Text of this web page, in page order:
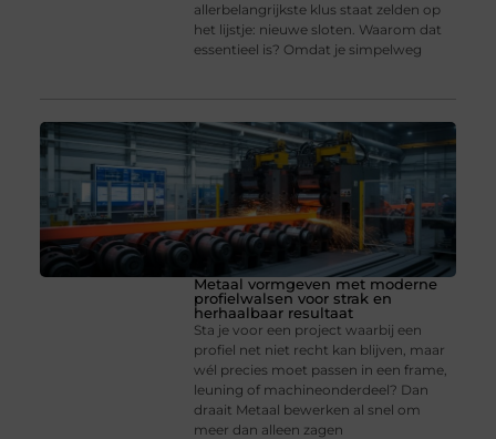
allerbelangrijkste klus staat zelden op
het lijstje: nieuwe sloten. Waarom dat
essentieel is? Omdat je simpelweg
Metaal vormgeven met moderne
profielwalsen voor strak en
herhaalbaar resultaat
Sta je voor een project waarbij een
profiel net niet recht kan blijven, maar
wél precies moet passen in een frame,
leuning of machineonderdeel? Dan
draait Metaal bewerken al snel om
meer dan alleen zagen